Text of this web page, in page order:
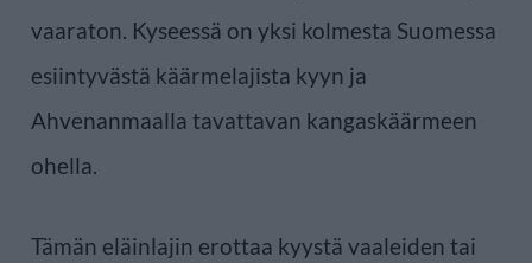
vaaraton. Kyseessä on yksi kolmesta Suomessa
esiintyvästä käärmelajista kyyn ja
Ahvenanmaalla tavattavan kangaskäärmeen
ohella.
Tämän eläinlajin erottaa kyystä vaaleiden tai